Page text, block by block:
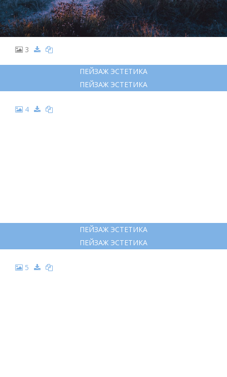
3
ПЕЙЗАЖ ЭСТЕТИКА
ПЕЙЗАЖ ЭСТЕТИКА
4
ПЕЙЗАЖ ЭСТЕТИКА
ПЕЙЗАЖ ЭСТЕТИКА
5